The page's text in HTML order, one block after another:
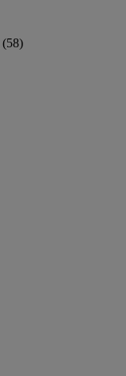
(58)